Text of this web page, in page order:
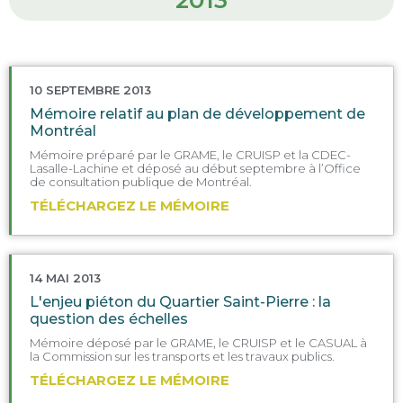
10 SEPTEMBRE 2013
Mémoire relatif au plan de développement de
Montréal
Mémoire préparé par le GRAME, le CRUISP et la CDEC-
Lasalle-Lachine et déposé au début septembre à l’Office
de consultation publique de Montréal.
TÉLÉCHARGEZ LE MÉMOIRE
14 MAI 2013
L'enjeu piéton du Quartier Saint-Pierre : la
question des échelles
Mémoire déposé par le GRAME, le CRUISP et le CASUAL à
la Commission sur les transports et les travaux publics.
TÉLÉCHARGEZ LE MÉMOIRE